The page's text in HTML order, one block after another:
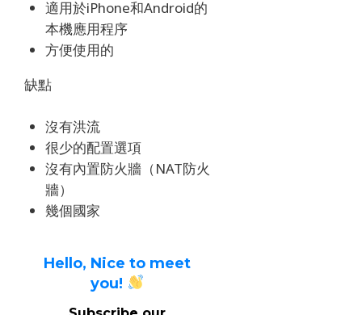
適用於iPhone和Android的
本機應用程序
方便使用的
缺點
沒有洪流
很少的配置選項
沒有內置防火牆（NAT防火
牆）
幾個國家
Hello, Nice to meet
you!